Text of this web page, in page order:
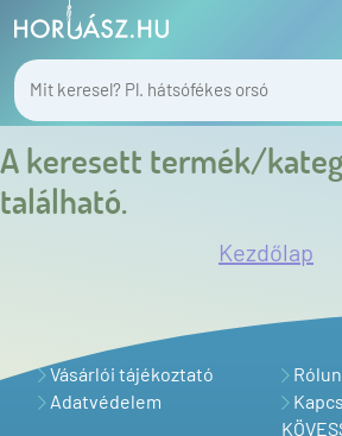
A keresett termék/
található.
Kezdőlap
Vásárlói tájékoztató
Adatvédelem